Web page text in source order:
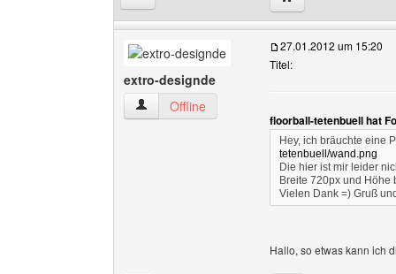
extro-designde
extro-designde Benutzer-Profile anzeigen
Offline
27.01.2012 um 15:20
Titel:
floorball-tetenbuell hat
Hey, ich bräuchte eine
tetenbuell/wand.png
Die hier ist mir leider
Breite 720px und Höhe
Vielen Dank =) Gruß
Hallo, so etwas kann ich